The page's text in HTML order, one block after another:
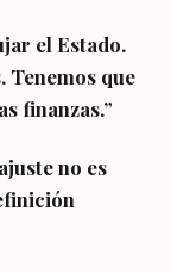
el Estado.
Tenemos que
finanzas.”
no es